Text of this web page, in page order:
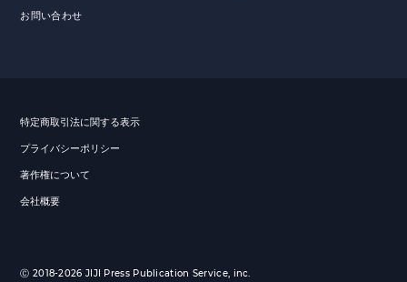
お問い合わせ
特定商取引法に関する表示
プライバシーポリシー
著作権について
会社概要
Ⓒ 2018-2026 JIJI Press Publication Service, inc.